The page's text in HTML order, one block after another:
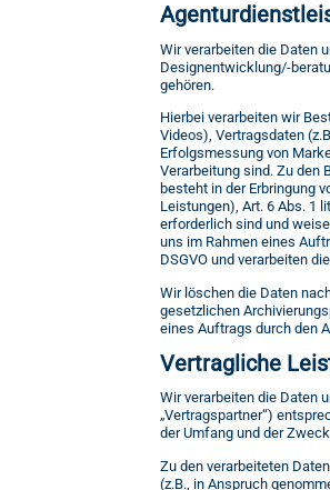
Wir verarbeiten die Daten
Designentwicklung/-
gehören.
Hierbei verarbeiten wir
Videos), Vertragsdaten
Erfolgsmessung von
Verarbeitung sind. Zu den
besteht in der Erbringung
Leistungen), Art. 6 Abs. 1
erforderlich sind und
uns im Rahmen eines
DSGVO und verarbeiten
Wir löschen die Daten
gesetzlichen
eines Auftrags durch den
Vertragliche
Wir verarbeiten die Daten
„Vertragspartner“)
der Umfang und der
Zu den verarbeiteten
(z.B., in Anspruch